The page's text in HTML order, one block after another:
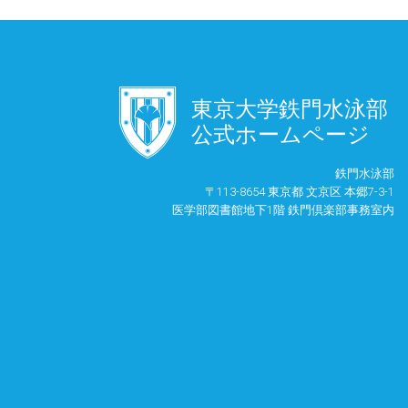
󿾱
東京大学鉄門水泳部
公式ホームページ
鉄門水泳部
〒113-8654 東京都 文京区 本郷7-3-1
医学部図書館地下1階 鉄門倶楽部事務室内